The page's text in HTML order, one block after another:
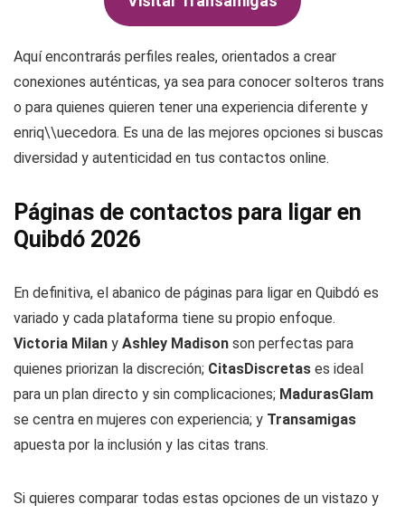
Aquí encontrarás perfiles reales, orientados a crear
conexiones auténticas, ya sea para conocer solteros trans
o para quienes quieren tener una experiencia diferente y
enriq\\uecedora. Es una de las mejores opciones si buscas
diversidad y autenticidad en tus contactos online.
Páginas de contactos para ligar en
Quibdó 2026
En definitiva, el abanico de páginas para ligar en Quibdó es
variado y cada plataforma tiene su propio enfoque.
Victoria Milan y Ashley Madison son perfectas para
quienes priorizan la discreción; CitasDiscretas es ideal
para un plan directo y sin complicaciones; MadurasGlam
se centra en mujeres con experiencia; y Transamigas
apuesta por la inclusión y las citas trans.
Si quieres comparar todas estas opciones de un vistazo y